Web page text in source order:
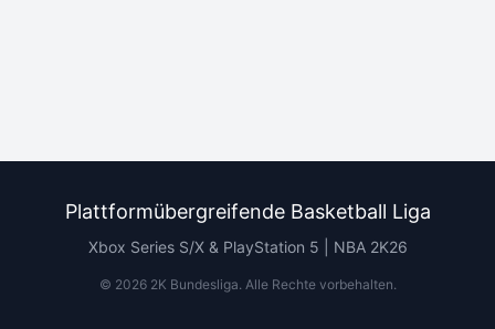
Plattformübergreifende Basketball Liga
Xbox Series S/X & PlayStation 5 | NBA 2K26
© 20262K Bundesliga. Alle Rechte vorbehalten.